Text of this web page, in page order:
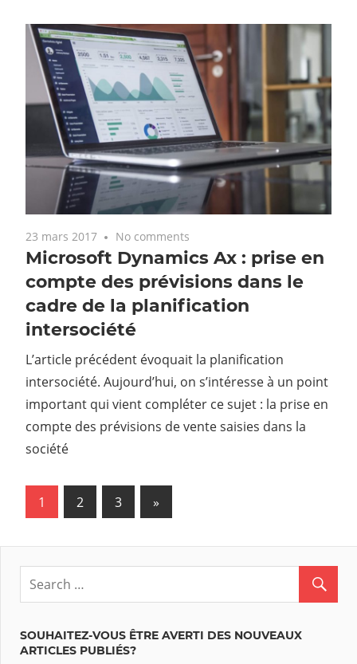
23 mars 2017 No comments
Microsoft Dynamics Ax : prise en
compte des prévisions dans le
cadre de la planification
intersociété
L’article précédent évoquait la planification
intersociété. Aujourd’hui, on s’intéresse à un point
important qui vient compléter ce sujet : la prise en
compte des prévisions de vente saisies dans la
société
Navigation
des
articles
1 2 3
Next
Posts
»
SOUHAITEZ-VOUS ÊTRE AVERTI DES NOUVEAUX
ARTICLES PUBLIÉS?